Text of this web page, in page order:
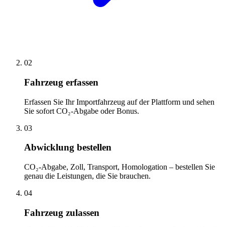
02
Fahrzeug erfassen
Erfassen Sie Ihr Importfahrzeug auf der Plattform und sehen
Sie sofort CO₂-Abgabe oder Bonus.
03
Abwicklung bestellen
CO₂-Abgabe, Zoll, Transport, Homologation – bestellen Sie
genau die Leistungen, die Sie brauchen.
04
Fahrzeug zulassen